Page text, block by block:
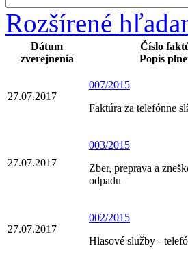
Rozšírené
Dátum
zverejnenia
Číslo
Popis
27.07.2017
007/2015
Faktúra za telefónne
27.07.2017
003/2015
Zber, preprava a
odpadu
27.07.2017
002/2015
Hlasové služby -